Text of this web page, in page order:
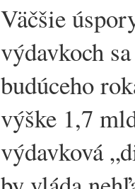
Väčšie
výdavkoch
budúceho
výške 1,7
výdavková